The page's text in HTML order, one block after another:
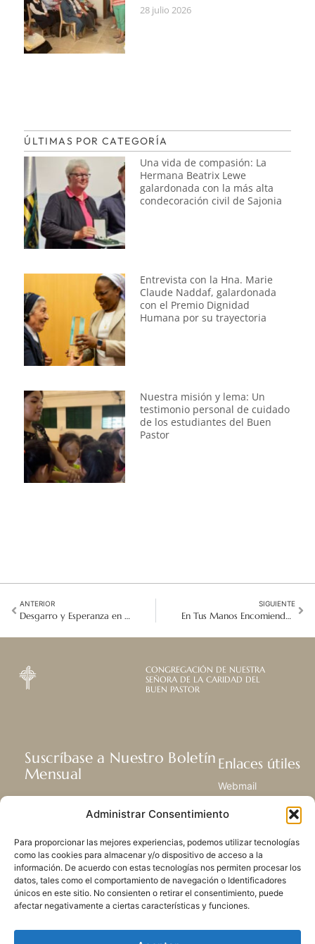
Administrar Consentimiento
Para proporcionar las mejores experiencias, podemos utilizar tecnologías
como las cookies para almacenar y/o dispositivo de acceso a la
información. De acuerdo con estas tecnologías nos permiten procesar los
datos, tales como el comportamiento de navegación o Identificadores
únicos en este sitio. No consienten o retirar el consentimiento, puede
afectar negativamente a ciertas características y funciones.
28 julio 2026
ÚLTIMAS POR CATEGORÍA
Una vida de compasión: La
Hermana Beatrix Lewe
galardonada con la más alta
condecoración civil de Sajonia
Entrevista con la Hna. Marie
Claude Naddaf, galardonada
con el Premio Dignidad
Humana por su trayectoria
Nuestra misión y lema: Un
testimonio personal de cuidado
de los estudiantes del Buen
Pastor
ANTERIOR
Desgarro y Esperanza en el Medio Oriente
SIGUIENTE
En Tus Manos Encomiendo Mi Espíritu
CONGREGACIÓN DE NUESTRA
SEÑORA DE LA CARIDAD DEL
BUEN PASTOR
Suscríbase a Nuestro Boletín
Mensual
nuestra vida, la misión y ministerios de
SUSCRIBIRSE
Enlaces útiles
Webmail
Centro de Recursos
Mapa del sitio